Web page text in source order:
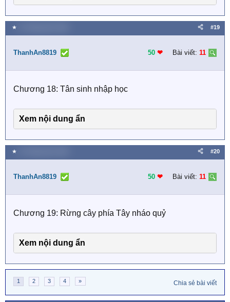
★ #19
ThanhAn8819 50 ❤︎ Bài viết: 11
Chương 18: Tân sinh nhập học
Xem nội dung ẩn
★ #20
ThanhAn8819 50 ❤︎ Bài viết: 11
Chương 19: Rừng cây phía Tây nháo quỷ
Xem nội dung ẩn
1 2 3 4 » Chia sẻ bài viết